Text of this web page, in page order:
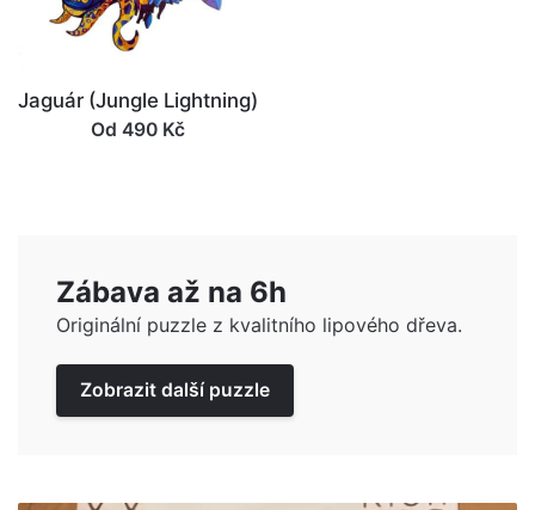
Jaguár (Jungle Lightning)
Od 490 Kč
Zábava až na 6h
Originální puzzle z kvalitního lipového dřeva.
Zobrazit další puzzle